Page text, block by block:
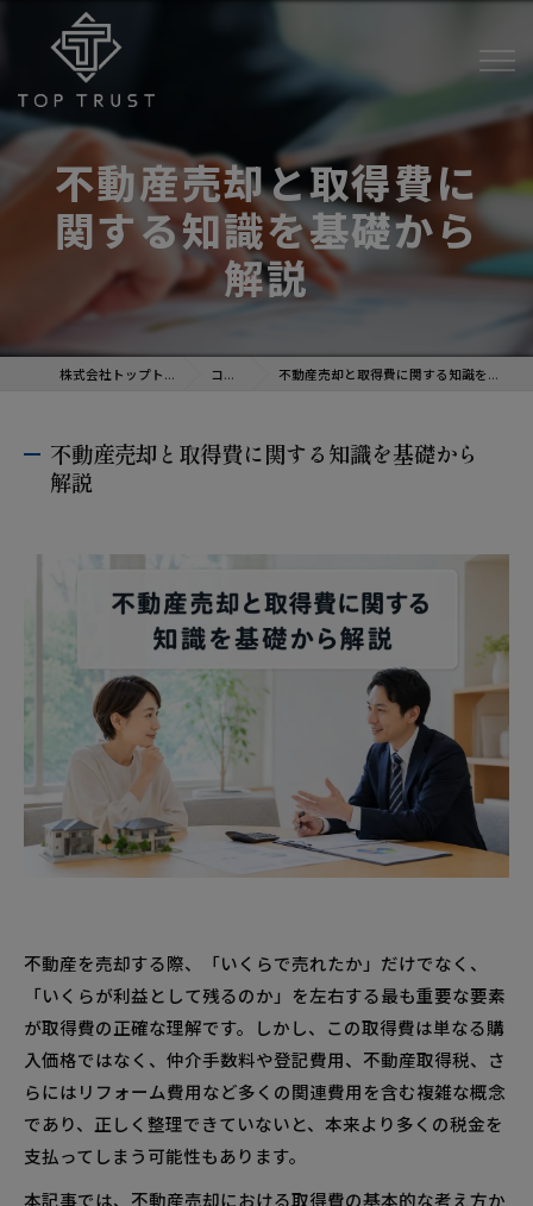
不動産売却と取得費に
関する知識を基礎から
解説
株式会社トップトラスト コラム 不動産売却と取得費に関する知識を基礎から解説
不動産売却と取得費に関する知識を基礎から
解説
不動産を売却する際、「いくらで売れたか」だけでなく、
「いくらが利益として残るのか」を左右する最も重要な要素
が取得費の正確な理解です。しかし、この取得費は単なる購
入価格ではなく、仲介手数料や登記費用、不動産取得税、さ
らにはリフォーム費用など多くの関連費用を含む複雑な概念
であり、正しく整理できていないと、本来より多くの税金を
支払ってしまう可能性もあります。
本記事では、不動産売却における取得費の基本的な考え方か